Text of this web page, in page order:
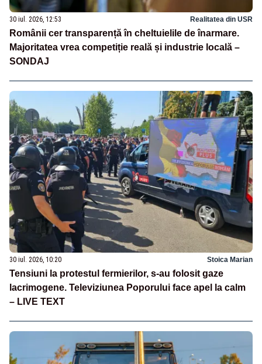
30 iul. 2026, 12:53 Realitatea din USR
Românii cer transparență în cheltuielile de înarmare.
Majoritatea vrea competiție reală și industrie locală –
SONDAJ
30 iul. 2026, 10:20 Stoica Marian
Tensiuni la protestul fermierilor, s-au folosit gaze
lacrimogene. Televiziunea Poporului face apel la calm
– LIVE TEXT